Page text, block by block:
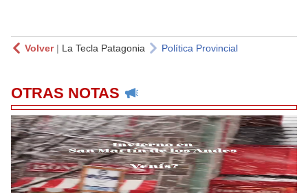
Volver| La Tecla Patagonia Política Provincial
OTRAS NOTAS